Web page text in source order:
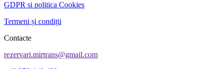
GDPR si politica Cookies
Termeni și condiții
Contacte
rezervari.mirtrans@gmail.com